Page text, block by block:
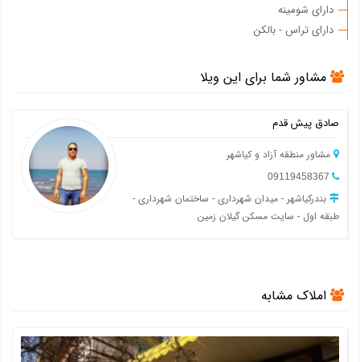
دارای شومینه
دارای تراس - بالکن
مشاور شما برای این ویلا
صادق پیش قدم
مشاور منطقه آزاد و کیاشهر
بندرکیاشهر - میدان شهرداری - ساختمان شهرداری -
طبقه اول - سایت مسکن گیلان زمین
املاک مشابه